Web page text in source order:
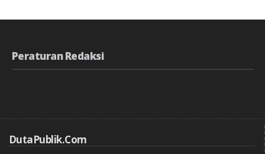
Peraturan Redaksi
DutaPublik.com